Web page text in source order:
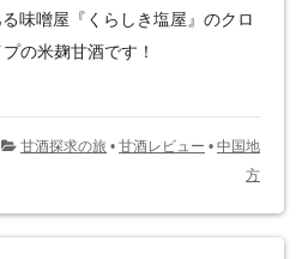
味噌屋『くらしき塩屋』のクロ
の米麹甘酒です！
甘酒探求の旅 • 甘酒レビュー • 中国地
方